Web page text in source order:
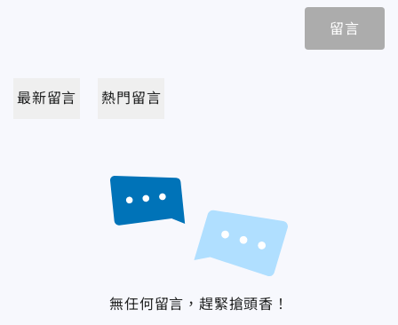
留言
最新留言 熱門留言
無任何留言，趕緊搶頭香！